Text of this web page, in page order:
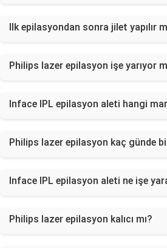
Ilk epilasyondan sonra jilet yapılır
Philips lazer epilasyon işe yarıyor
Inface IPL epilasyon aleti hangi
Philips lazer epilasyon kaç günde
Inface IPL epilasyon aleti ne işe
Philips lazer epilasyon kalıcı mı?